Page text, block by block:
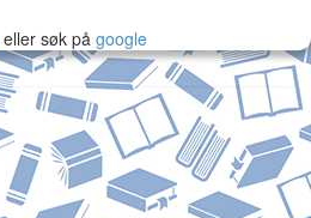
eller søk på google